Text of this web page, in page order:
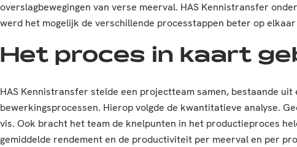
overslagbewegingen van verse meerval. HAS Kennistransfer
werd het mogelijk de verschillende processtappen beter op
Het proces in kaart
HAS Kennistransfer stelde een projectteam samen, bestaande
bewerkingsprocessen. Hierop volgde de kwantitatieve analyse.
vis. Ook bracht het team de knelpunten in het productieproces
gemiddelde rendement en de productiviteit per meerval en per